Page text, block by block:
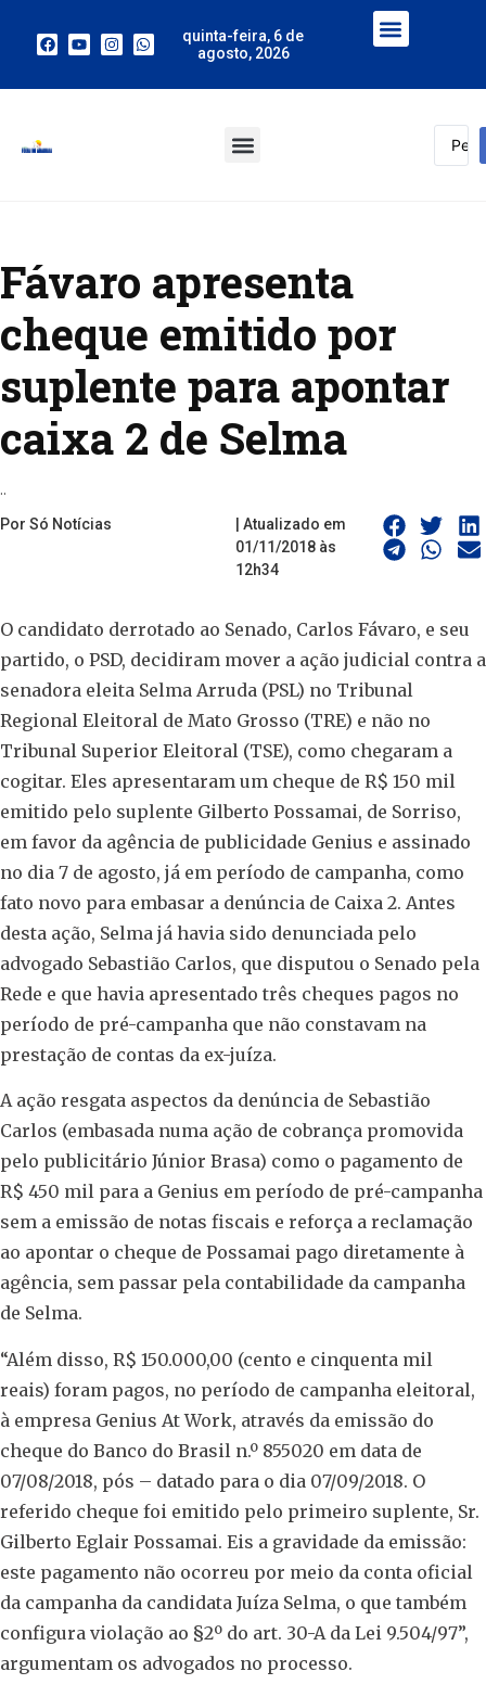
quinta-feira, 6 de
agosto, 2026
Fávaro apresenta
cheque emitido por
suplente para apontar
caixa 2 de Selma
..
Por Só Notícias
| Atualizado em
01/11/2018 às
12h34
O candidato derrotado ao Senado, Carlos Fávaro, e seu
partido, o PSD, decidiram mover a ação judicial contra a
senadora eleita Selma Arruda (PSL) no Tribunal
Regional Eleitoral de Mato Grosso (TRE) e não no
Tribunal Superior Eleitoral (TSE), como chegaram a
cogitar. Eles apresentaram um cheque de R$ 150 mil
emitido pelo suplente Gilberto Possamai, de Sorriso,
em favor da agência de publicidade Genius e assinado
no dia 7 de agosto, já em período de campanha, como
fato novo para embasar a denúncia de Caixa 2. Antes
desta ação, Selma já havia sido denunciada pelo
advogado Sebastião Carlos, que disputou o Senado pela
Rede e que havia apresentado três cheques pagos no
período de pré-campanha que não constavam na
prestação de contas da ex-juíza.
A ação resgata aspectos da denúncia de Sebastião
Carlos (embasada numa ação de cobrança promovida
pelo publicitário Júnior Brasa) como o pagamento de
R$ 450 mil para a Genius em período de pré-campanha
sem a emissão de notas fiscais e reforça a reclamação
ao apontar o cheque de Possamai pago diretamente à
agência, sem passar pela contabilidade da campanha
de Selma.
“Além disso, R$ 150.000,00 (cento e cinquenta mil
reais) foram pagos, no período de campanha eleitoral,
à empresa Genius At Work, através da emissão do
cheque do Banco do Brasil n.º 855020 em data de
07/08/2018, pós – datado para o dia 07/09/2018. O
referido cheque foi emitido pelo primeiro suplente, Sr.
Gilberto Eglair Possamai. Eis a gravidade da emissão:
este pagamento não ocorreu por meio da conta oficial
da campanha da candidata Juíza Selma, o que também
configura violação ao §2º do art. 30-A da Lei 9.504/97”,
argumentam os advogados no processo.